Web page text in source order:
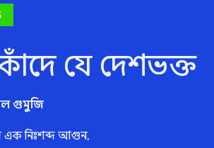
যে দেশভক্ত
গুমুজি
এক নিঃশব্দ আগুন,